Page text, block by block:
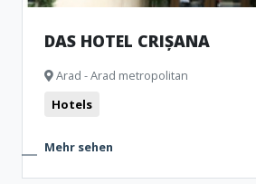
DAS HOTEL CRIȘANA
Arad - Arad metropolitan
Hotels
Mehr sehen